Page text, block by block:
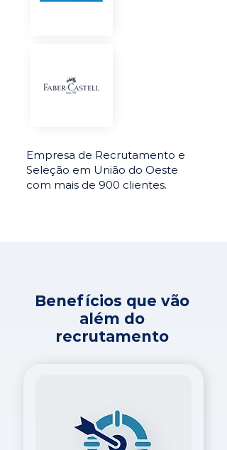
Empresa de Recrutamento e
Seleção em União do Oeste
com mais de 900 clientes.
Benefícios que vão
além do
recrutamento